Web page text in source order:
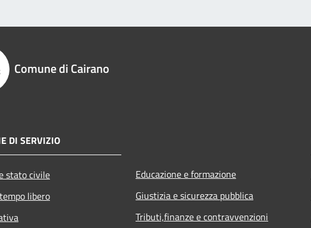
Comune di Cairano
DI SERVIZIO
stato civile
libero
Educazione e formazione
Giustizia e sicurezza pubblica
Tributi,finanze e contravvenzioni